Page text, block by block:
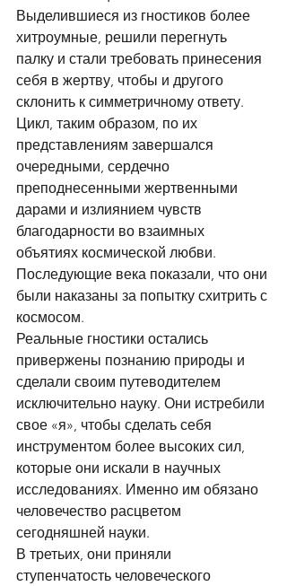
Выделившиеся из гностиков более
хитроумные, решили перегнуть
палку и стали требовать принесения
себя в жертву, чтобы и другого
склонить к симметричному ответу.
Цикл, таким образом, по их
представлениям завершался
очередными, сердечно
преподнесенными жертвенными
дарами и излиянием чувств
благодарности во взаимных
объятиях космической любви.
Последующие века показали, что они
были наказаны за попытку схитрить с
космосом.
Реальные гностики остались
привержены познанию природы и
сделали своим путеводителем
исключительно науку. Они истребили
свое «я», чтобы сделать себя
инструментом более высоких сил,
которые они искали в научных
исследованиях. Именно им обязано
человечество расцветом
сегодняшней науки.
В третьих, они приняли
ступенчатость человеческого